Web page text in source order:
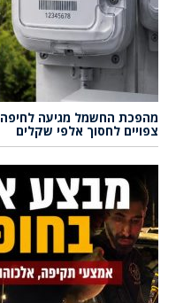
מהפכת החשמל מגיעה
צפויים לחסוך אלפי שקלים